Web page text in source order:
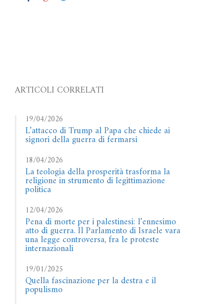
ARTICOLI CORRELATI
19/04/2026
L’attacco di Trump al Papa che chiede ai
signori della guerra di fermarsi
18/04/2026
La teologia della prosperità trasforma la
religione in strumento di legittimazione
politica
12/04/2026
Pena di morte per i palestinesi: l’ennesimo
atto di guerra. Il Parlamento di Israele vara
una legge controversa, fra le proteste
internazionali
19/01/2025
Quella fascinazione per la destra e il
populismo